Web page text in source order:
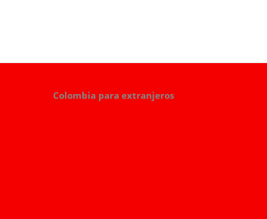
Colombia para extranjeros